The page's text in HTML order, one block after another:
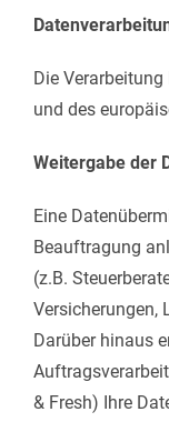
Die
und des
Weitergabe der
Eine
Beauftragung
(z.B.
Versicherungen,
Darüber hinaus
& Fresh) Ihre